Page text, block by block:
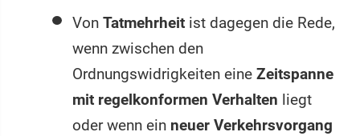
Von Tatmehrheit ist dagegen die Rede,
wenn zwischen den
Ordnungswidrigkeiten eine Zeitspanne
mit regelkonformen Verhalten liegt
oder wenn ein neuer Verkehrsvorgang